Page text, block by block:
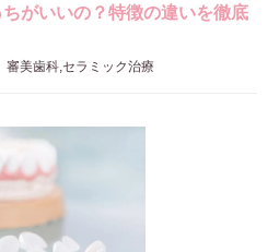
がいいの？特徴の違いを徹底
審美歯科,セラミック治療